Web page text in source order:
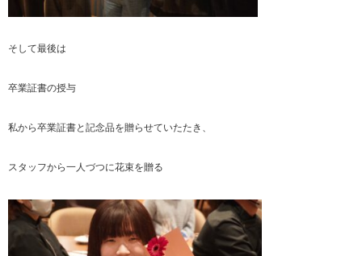
そして最後は
卒業証書の授与
私から卒業証書と記念品を贈らせていたたき、
スタッフから一人づつに花束を贈る